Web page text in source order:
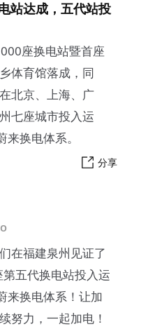
站达成，五代站投
座换电站暨首座
体育馆落成，同
北京、上海、广
七座城市投入运
换电体系。
分享
在福建泉州见证了
五代换电站投入运
来换电体系！让加
努力，一起加电！